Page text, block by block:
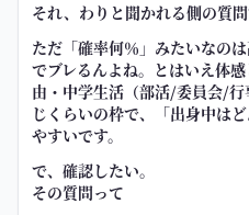
それ、わりと聞かれる側の質問
ただ「確率何％」みたいなの
でブレるんよね。とはいえ体
由・中学生活（部活/委員会/
じくらいの枠で、「出身中は
やすいです。
で、確認したい。
その質問って